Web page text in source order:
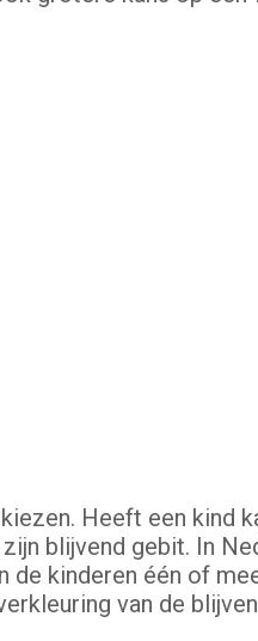
Heeft een kind
blijvend gebit. In
de kinderen één of
van de